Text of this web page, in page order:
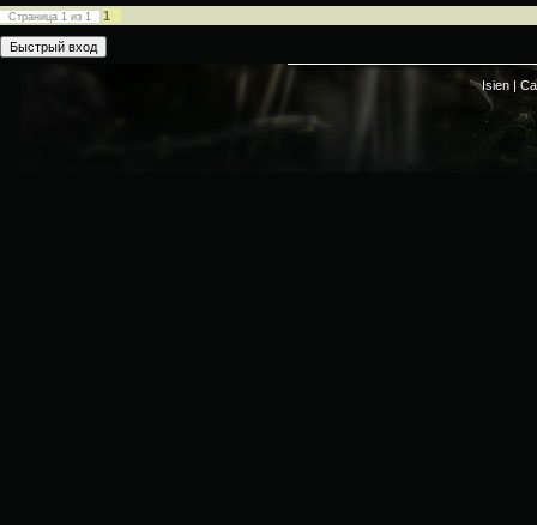
Страница 1 из 1 1
Isien |